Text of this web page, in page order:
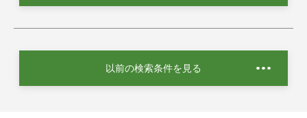
以前の検索条件を見る